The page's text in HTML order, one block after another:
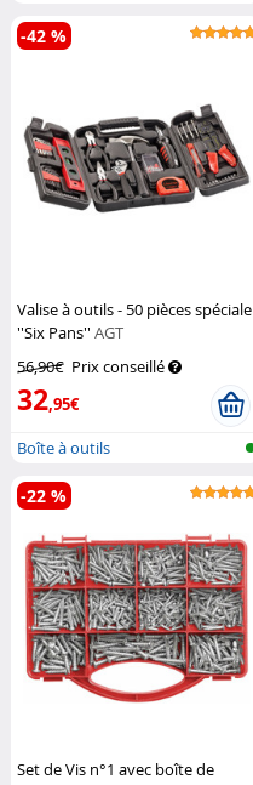
Valise à outils - 50 pièces spéciale
''Six Pans'' AGT
56,90€ Prix conseillé
32,95€
-42 %
Boîte à outils
Set de Vis n°1 avec boîte de
-22 %